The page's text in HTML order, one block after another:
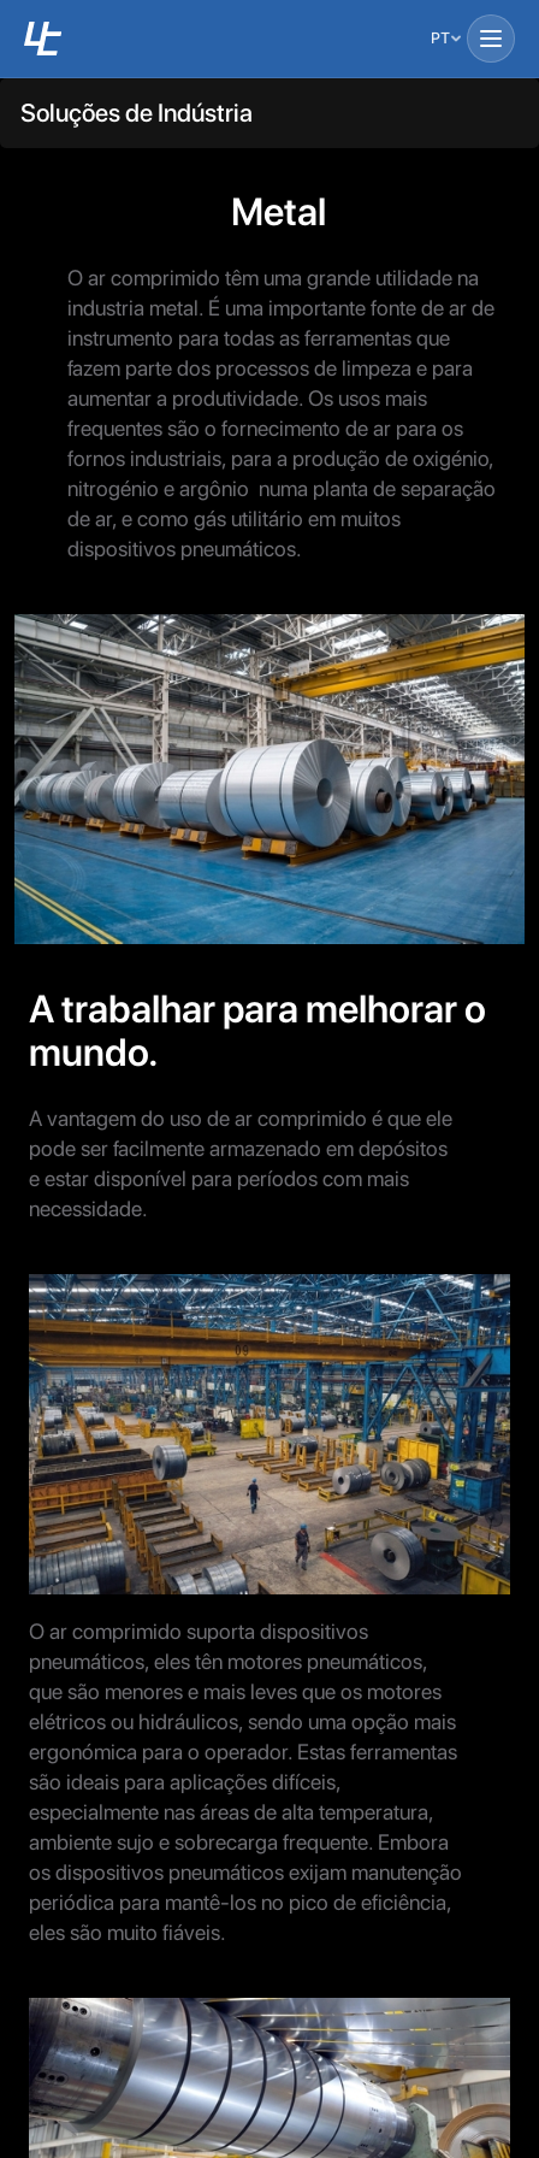
PT
Soluções de Indústria
Metal
O ar comprimido têm uma grande utilidade na
industria metal. É uma importante fonte de ar de
instrumento para todas as ferramentas que
fazem parte dos processos de limpeza e para
aumentar a produtividade. Os usos mais
frequentes são o fornecimento de ar para os
fornos industriais, para a produção de oxigénio,
nitrogénio e argônio numa planta de separação
de ar, e como gás utilitário em muitos
dispositivos pneumáticos.
A trabalhar para melhorar o
mundo.
A vantagem do uso de ar comprimido é que ele
pode ser facilmente armazenado em depósitos
e estar disponível para períodos com mais
necessidade.
O ar comprimido suporta dispositivos
pneumáticos, eles tên motores pneumáticos,
que são menores e mais leves que os motores
elétricos ou hidráulicos, sendo uma opção mais
ergonómica para o operador. Estas ferramentas
são ideais para aplicações difíceis,
especialmente nas áreas de alta temperatura,
ambiente sujo e sobrecarga frequente. Embora
os dispositivos pneumáticos exijam manutenção
periódica para mantê-los no pico de eficiência,
eles são muito fiáveis.